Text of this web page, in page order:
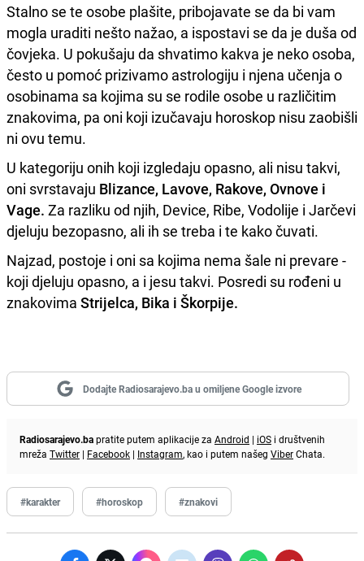
Stalno se te osobe plašite, pribojavate se da bi vam
mogla uraditi nešto nažao, a ispostavi se da je duša od
čovjeka. U pokušaju da shvatimo kakva je neko osoba,
često u pomoć prizivamo astrologiju i njena učenja o
osobinama sa kojima su se rodile osobe u različitim
znakovima, pa oni koji izučavaju horoskop nisu zaobišli
ni ovu temu.
U kategoriju onih koji izgledaju opasno, ali nisu takvi,
oni svrstavaju Blizance, Lavove, Rakove, Ovnove i
Vage. Za razliku od njih, Device, Ribe, Vodolije i Jarčevi
djeluju bezopasno, ali ih se treba i te kako čuvati.
Najzad, postoje i oni sa kojima nema šale ni prevare -
koji djeluju opasno, a i jesu takvi. Posredi su rođeni u
znakovima Strijelca, Bika i Škorpije.
Dodajte Radiosarajevo.ba u omiljene Google izvore
Radiosarajevo.bapratite putem aplikacije za Android | iOS i društvenih
mreža Twitter | Facebook | Instagram, kao i putem našeg ViberChata.
#karakter #horoskop #znakovi